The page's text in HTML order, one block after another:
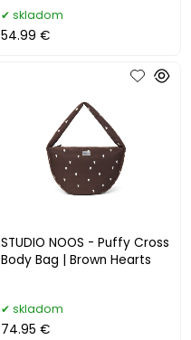
skladom
54.99 €
STUDIO NOOS - Puffy Cross
Body Bag | Brown Hearts
skladom
74.95 €